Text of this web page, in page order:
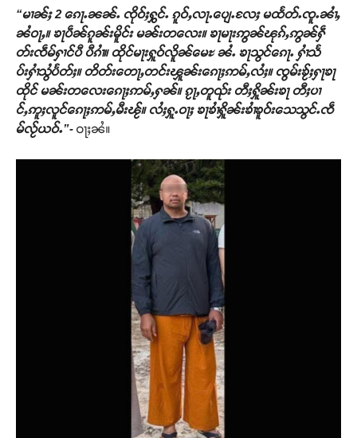
“မၢၼ်ႈ 2 ၵေႃႉၼၼ်ႉ ၸိုဝ်ႈႁွင်ႉ ၵူဝ်ႇလႃႉပျေႉလႄႈ မထႅတ်ႉၸူႉၼၢႆႇ
ၼႆဝႃႇ။ ၶႃပဵၼ်ၵူၼ်းမိူင်း မၼ်းတလေး။ ၶႃမႃးဢွၼ်ၽုၵ်ႇဢွၼ်ႁဵ
တ်းၸဵမ်ႁၢင်ပီ ပီၵၢႆ။ ထိုင်မႃးႁူဝ်လိူၼ်မေႊ ၼႆႉ ၶႃသွင်ၵေႃႉ ႁၢႆသႅ
ပ်းႁၢႆသွႆပႅတ်ႈ။ တိတ်းတေႃႇတင်းၾူၼ်းၵေႃႈဢမ်ႇလႆႈ။ ၸွမ်းၶႂ်ႈႁႃၶႃ
ထိုင် မၼ်းတလေးၵေႃႈဢမ်ႇႁၼ်။ ၵႂႃႇတူၺ်း တီႈႁိူၼ်းၶႃ တီႈပၢ
င်ႇဢူႈလူင်ၵေႃႈဢမ်ႇမီးၽႂ်။ လႆႈႁူႉဝႃႈ ၶႃၶၢႆႁိူၼ်းၶၢႆၶူဝ်းသေသွင်ႉၸဵ
မ်လႂ်ယဝ်ႉ”- ဝႃႈၼႆ။